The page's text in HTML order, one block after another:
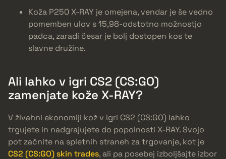
Koža P250 X-RAY je omejena, vendar je še vedno
pomemben ulov s 15,98-odstotno možnostjo
padca, zaradi česar je bolj dostopen kos te
slavne družine.
Ali lahko v igri CS2 (CS:GO)
zamenjate kože X-RAY?
V živahni ekonomiji kož v igri CS2 (CS:GO) lahko
trgujete in nadgrajujete do popolnosti X-RAY. Svojo
pot začnite na spletnih straneh za trgovanje, kot je
CS2 (CS:GO) skin trades, ali pa posebej izboljšajte izbor